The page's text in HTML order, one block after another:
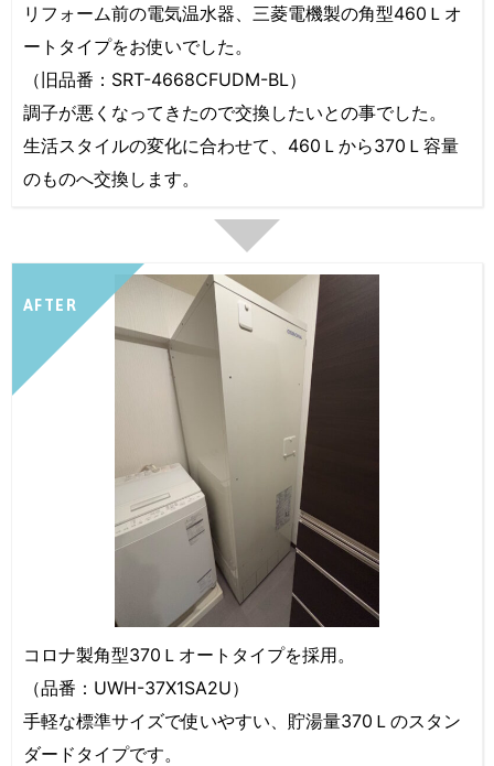
リフォーム前の電気温水器、三菱電機製の角型460Ｌオ
ートタイプをお使いでした。
（旧品番：SRT-4668CFUDM-BL）
調子が悪くなってきたので交換したいとの事でした。
生活スタイルの変化に合わせて、460Ｌから370Ｌ容量
のものへ交換します。
AFTER
コロナ製角型370Ｌオートタイプを採用。
（品番：UWH-37X1SA2U）
手軽な標準サイズで使いやすい、貯湯量370Ｌのスタン
ダードタイプです。